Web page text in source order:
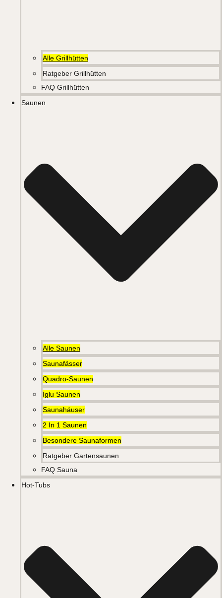
Alle Grillhütten
Ratgeber Grillhütten
FAQ Grillhütten
Saunen
Alle Saunen
Saunafässer
Quadro-Saunen
Iglu Saunen
Saunahäuser
2 In 1 Saunen
Besondere Saunaformen
Ratgeber Gartensaunen
FAQ Sauna
Hot-Tubs